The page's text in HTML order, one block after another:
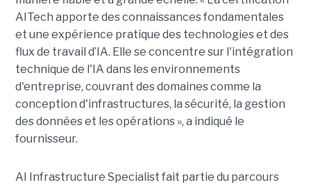
AITech apporte des connaissances fondamentales
et une expérience pratique des technologies et des
flux de travail d’IA. Elle se concentre sur l'intégration
technique de l'IA dans les environnements
d'entreprise, couvrant des domaines comme la
conception d'infrastructures, la sécurité, la gestion
des données et les opérations », a indiqué le
fournisseur.
AI Infrastructure Specialist fait partie du parcours